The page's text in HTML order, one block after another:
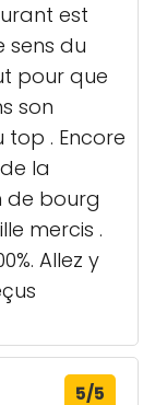
est
sens du
pour que
son
. Encore
la
de bourg
mercis .
Allez y
5/5